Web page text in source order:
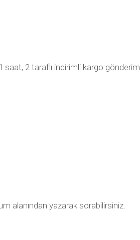
2 taraflı indirimli kargo gönderim
alanından yazarak sorabilirsiniz.